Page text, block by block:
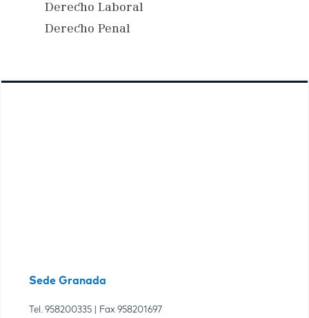
Derecho Laboral
Derecho Penal
Sede Granada
Tel. 958200335 | Fax 958201697